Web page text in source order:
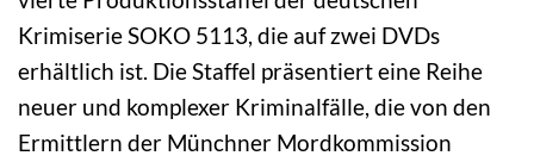
Krimiserie SOKO 5113, die auf zwei DVDs
erhältlich ist. Die Staffel präsentiert eine Reihe
neuer und komplexer Kriminalfälle, die von den
Ermittlern der Münchner Mordkommission